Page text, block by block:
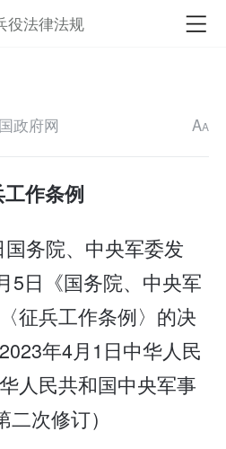
役法律法规
政府网 AA
作条例
国务院、中央军委发
日《国务院、中央军
征兵工作条例〉的决
年4月1日中华人民
人民共和国中央军事
次修订）